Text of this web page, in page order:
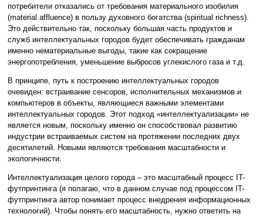
потребители отказались от требования материального изобилия
(material affluence) в пользу духовного богатства (spiritual richness).
Это действительно так, поскольку большая часть продуктов и
служб интеллектуальных городов будет обеспечивать гражданам
именно нематериальные выгоды, такие как сокращение
энергопотребления, уменьшение выбросов углекислого газа и т.д.
В принципе, путь к построению интеллектуальных городов
очевиден: встраивание сенсоров, исполнительных механизмов и
компьютеров в объекты, являющиеся важными элементами
интеллектуальных городов. Этот подход «интеллектуализации» не
является новым, поскольку именно он способствовал развитию
индустрии встраиваемых систем на протяжении последних двух
десятилетий. Новыми являются требования масштабности и
экологичности.
Интеллектуализация целого города – это масштабный процесс IT-
футпринтинга (я полагаю, что в данном случае под процессом IT-
футпринтинга автор понимает процесс внедрения информационных
технологий). Чтобы понять его масштабность, нужно ответить на